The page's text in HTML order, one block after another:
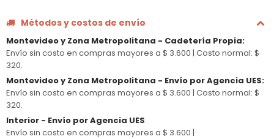
Métodos y costos de envío
Montevideo y Zona Metropolitana - Cadetería Propia:
Envío sin costo en compras mayores a $ 3.600 | Costo normal: $
320.
Montevideo y Zona Metropolitana - Envío por Agencia UES:
Envío sin costo en compras mayores a $ 3.600 | Costo normal: $
320.
Interior - Envío por Agencia UES
Envío sin costo en compras mayores a $ 3.600 |